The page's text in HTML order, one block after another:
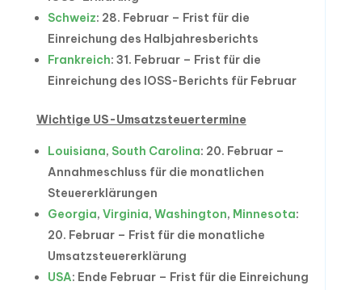
Schweiz: 28. Februar – Frist für die
Einreichung des Halbjahresberichts
Frankreich: 31. Februar – Frist für die
Einreichung des IOSS-Berichts für Februar
Wichtige US-Umsatzsteuertermine
Louisiana, South Carolina: 20. Februar –
Annahmeschluss für die monatlichen
Steuererklärungen
Georgia, Virginia, Washington, Minnesota:
20. Februar – Frist für die monatliche
Umsatzsteuererklärung
USA: Ende Februar – Frist für die Einreichung